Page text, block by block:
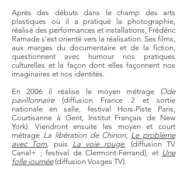
Après des débuts dans le champ des arts
plastiques où il a pratiqué la photographie,
réalisé des performances et installations, Frédéric
Ramade s’est orienté vers la réalisation. Ses films,
aux marges du documentaire et de la fiction,
questionnent avec humour nos pratiques
culturelles et la façon dont elles façonnent nos
imaginaires et nos identités.
En 2006 il réalise le moyen métrage Ode
pavillonnaire(diffusion France 2 et sortie
nationale en salle, festival Hors-Piste Paris,
Courtisanne à Gent, Institut Français de New
York). Viendront ensuite les moyen et court
métrage La libération de Chinon, Le problème
avec Tom, puis La voie rouge, (diffusion TV
Canal+ ; festival de Clermont-Ferrand), et Une
folle journée(diffusion Vosges TV).